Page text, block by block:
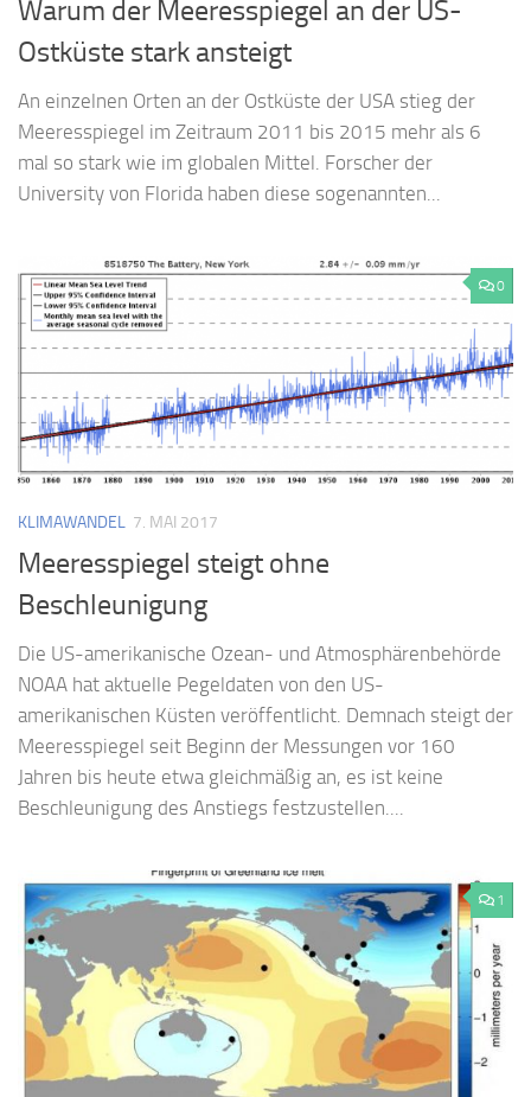
Warum der Meeresspiegel an der US-
Ostküste stark ansteigt
An einzelnen Orten an der Ostküste der USA stieg der
Meeresspiegel im Zeitraum 2011 bis 2015 mehr als 6
mal so stark wie im globalen Mittel. Forscher der
University von Florida haben diese sogenannten...
0
KLIMAWANDEL 7. MAI 2017
Meeresspiegel steigt ohne
Beschleunigung
Die US-amerikanische Ozean- und Atmosphärenbehörde
NOAA hat aktuelle Pegeldaten von den US-
amerikanischen Küsten veröffentlicht. Demnach steigt der
Meeresspiegel seit Beginn der Messungen vor 160
Jahren bis heute etwa gleichmäßig an, es ist keine
Beschleunigung des Anstiegs festzustellen....
1